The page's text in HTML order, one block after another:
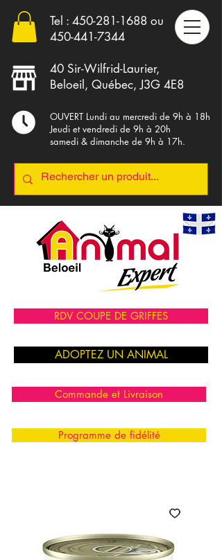
Tel : 450-281-1688 ou
450-441-7344
40 Sir-Wilfrid-Laurier,
Beloeil, Québec, J3G 4E8
OUVERT Lundi au mercredi de 9h à 18h
Jeudi et vendredi de 9h à 20h
samedi & dimanche de 9h à 17h.
RDV COUPE DE GRIFFES
ADOPTEZ UN ANIMAL
Commande et Livraison
Programme de fidélité